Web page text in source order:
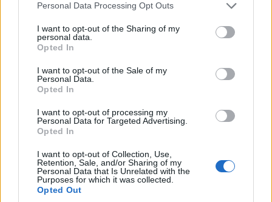
Personal Data Processing Opt Outs
I want to opt-out of the Sharing of my
personal data.
Opted In
I want to opt-out of the Sale of my
Personal Data.
Opted In
I want to opt-out of processing my
Personal Data for Targeted Advertising.
Opted In
I want to opt-out of Collection, Use,
Retention, Sale, and/or Sharing of my
Personal Data that Is Unrelated with the
Purposes for which it was collected.
Opted Out
piccola parte dei fondi destinati alla
reindustrializzazione delle aree siderurgiche in
crisi (norma creata per aiutare l’indotto tarantino
produzione di acciaio dell’Italsider
presa pochi
anni prima), l’
ad hoc, laWEST S.p.A. Wind Energy Systems Taranto
dove si costruivano le turbineMedit 320
(320 kW
di potenza nominale) e dove fu installato il
impianto italianodi fabbricazione delle pale con
la tecnica del“filament winding”.